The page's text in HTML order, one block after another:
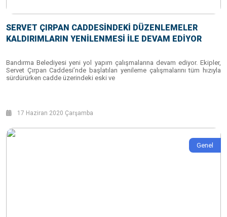
SERVET ÇIRPAN CADDESİNDEKİ DÜZENLEMELER
KALDIRIMLARIN YENİLENMESİ İLE DEVAM EDİYOR
Bandırma Belediyesi yeni yol yapım çalışmalarına devam ediyor. Ekipler,
Servet Çırpan Caddesi’nde başlatılan yenileme çalışmalarını tüm hızıyla
sürdürürken cadde üzerindeki eski ve
17 Haziran 2020 Çarşamba
Genel